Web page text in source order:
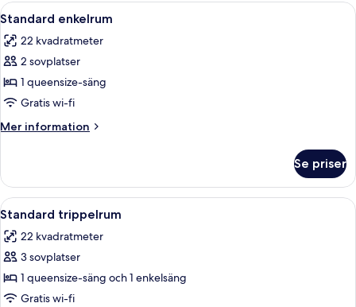
Öppna
alla
foton
för
Standard
enkelrum
Minibar med vissa gratis produkter
4
Standard enkelrum
22 kvadratmeter
2 sovplatser
1 queensize-säng
Gratis wi-fi
Mer information
Mer
enkelrum
Se priser
Öppna
alla
foton
för
Standard
trippelrum
4
Standard trippelrum
22 kvadratmeter
3 sovplatser
1 queensize-säng och 1 enkelsäng
Gratis wi-fi